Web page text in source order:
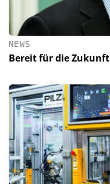
NEWS
Bereit für die Zukunft